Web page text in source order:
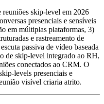
reuniões skip-level em 2026
presenciais e sensíveis
em múltiplas plataformas, 3)
e rastreamento de
passiva de vídeo baseada
de skip-level integrado ao RH,
conectados ao CRM. O
levels presenciais e
visível criaria atrito.